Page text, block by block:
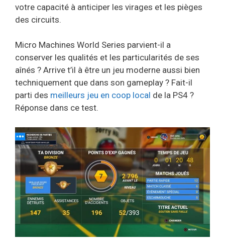
votre capacité à anticiper les virages et les pièges
des circuits.
Micro Machines World Series parvient-il a
conserver les qualités et les particularités de ses
aînés ? Arrive t’il à être un jeu moderne aussi bien
techniquement que dans son gameplay ? Fait-il
parti des meilleurs jeu en coop local de la PS4 ?
Réponse dans ce test.